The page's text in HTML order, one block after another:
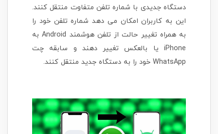
دستگاه جدیدی با شماره تلفن متفاوت منتقل کنند.
این به کاربران امکان می دهد شماره تلفن خود را
به همراه تغییر حالت از تلفن هوشمند Android به
iPhone یا بالعکس تغییر دهند و سابقه چت
WhatsApp خود را به دستگاه جدید منتقل کنند.